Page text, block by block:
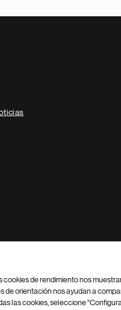
de rendimiento nos
de orientación nos ayudan a
las cookies, seleccione